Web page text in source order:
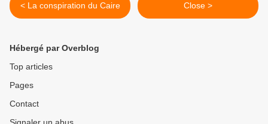
< La conspiration du Caire Close >
Hébergé par Overblog
Top articles
Pages
Contact